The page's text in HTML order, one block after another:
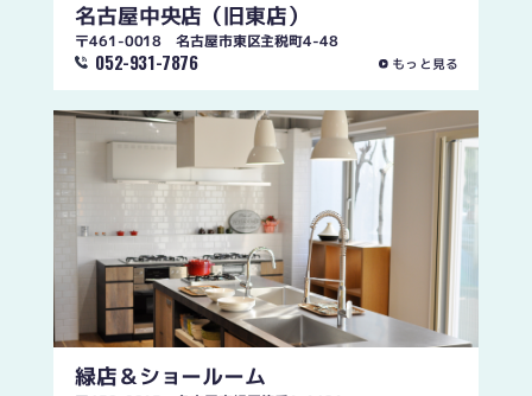
名古屋中央店 （旧東店）
〒461-0018 名古屋市東区主税町4-48
052-931-7876 もっと見る
緑店＆ショールーム